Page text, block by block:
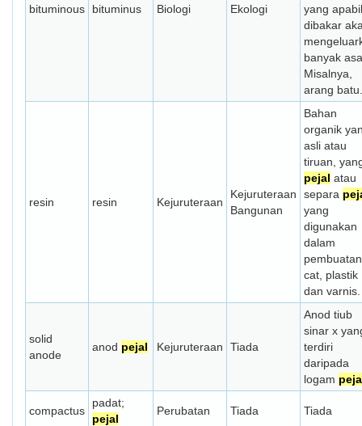
bituminous bituminus Biologi Ekologi
yang
dibakar
banyak
Misalnya,
arang batu.
resin resin Kejuruteraan
Kejuruteraan
Bangunan
Bahan
organik
asli atau
tiruan,
pejal atau
separa
yang
digunakan
dalam
pembuatan
cat, plastik
dan varnis.
solid
anode
anod pejal Kejuruteraan Tiada
Anod tiub
sinar x
terdiri
daripada
logam
compactus
padat;
pejal
Perubatan Tiada Tiada